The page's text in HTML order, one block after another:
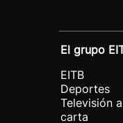
El grupo
EITB
Deportes
Televisión
carta